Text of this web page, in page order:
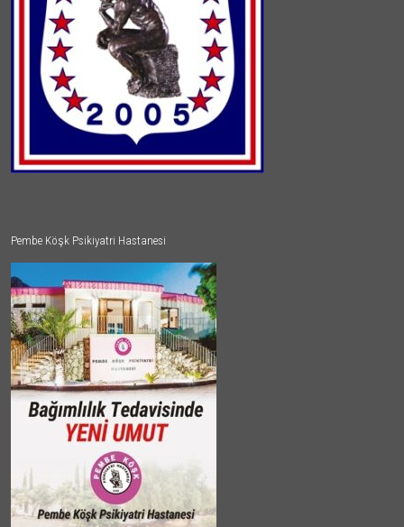
Pembe Köşk Psikiyatri Hastanesi